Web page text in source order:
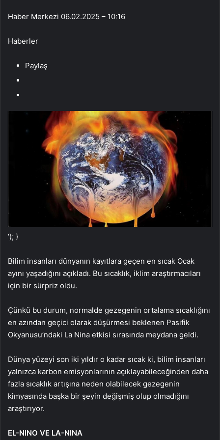
Haber Merkezi 06.02.2025 – 10:16
Haberler
Paylaş
‘); }
Bilim insanları dünyanın kayıtlara geçen en sıcak Ocak
ayını yaşadığını açıkladı. Bu sıcaklık, iklim araştırmacıları
için bir sürpriz oldu.
Çünkü bu durum, normalde gezegenin ortalama sıcaklığını
en azından geçici olarak düşürmesi beklenen Pasifik
Okyanusu’ndaki La Nina etkisi sırasında meydana geldi.
Dünya yüzeyi son iki yıldır o kadar sıcak ki, bilim insanları
yalnızca karbon emisyonlarının açıklayabileceğinden daha
fazla sıcaklık artışına neden olabilecek gezegenin
kimyasında başka bir şeyin değişmiş olup olmadığını
araştırıyor.
EL-NINO VE LA-NINA